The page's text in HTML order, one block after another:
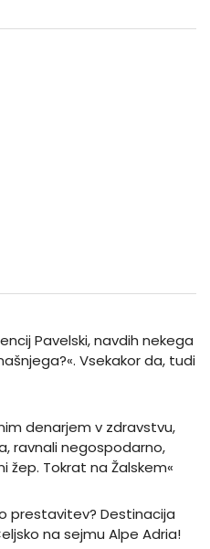
Pavelski, navdih nekega
Vsekakor da, tudi
denarjem v zdravstvu,
ravnali negospodarno,
žep. Tokrat na Žalskem«
prestavitev? Destinacija
na sejmu Alpe Adria!